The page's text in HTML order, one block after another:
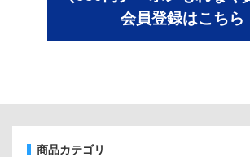
会員登録はこちら
商品カテゴリ